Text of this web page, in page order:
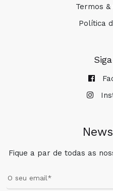
Termos &
Política
Fique a par de todas as